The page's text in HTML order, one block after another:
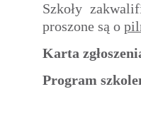
Szkoły
proszone są o
Karta
Program